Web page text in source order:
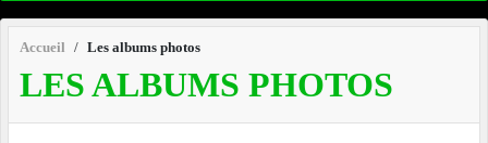
Accueil Les albums photos
LES ALBUMS PHOTOS